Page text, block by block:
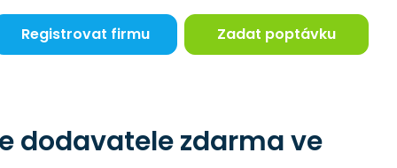
Registrovat firmu Zadat poptávku
dodavatele zdarma ve